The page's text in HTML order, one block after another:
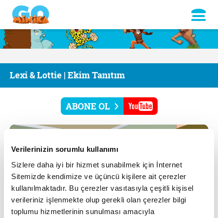
Verilerinizin sorumlu kullanımı
Sizlere daha iyi bir hizmet sunabilmek için İnternet
Sitemizde kendimize ve üçüncü kişilere ait çerezler
kullanılmaktadır. Bu çerezler vasıtasıyla çeşitli kişisel
verileriniz işlenmekte olup gerekli olan çerezler bilgi
toplumu hizmetlerinin sunulması amacıyla
Lexi & Lottie | Ekim Tanıtım